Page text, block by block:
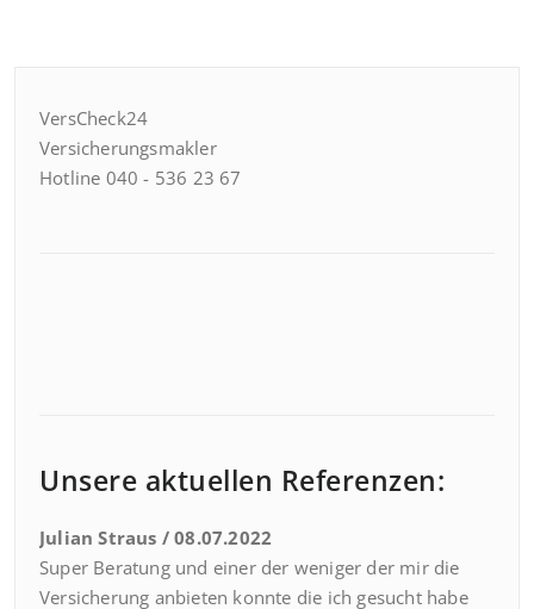
VersCheck24
Versicherungsmakler
Hotline 040 - 536 23 67
Unsere aktuellen Referenzen:
Julian Straus / 08.07.2022
Super Beratung und einer der weniger der mir die
Versicherung anbieten konnte die ich gesucht habe